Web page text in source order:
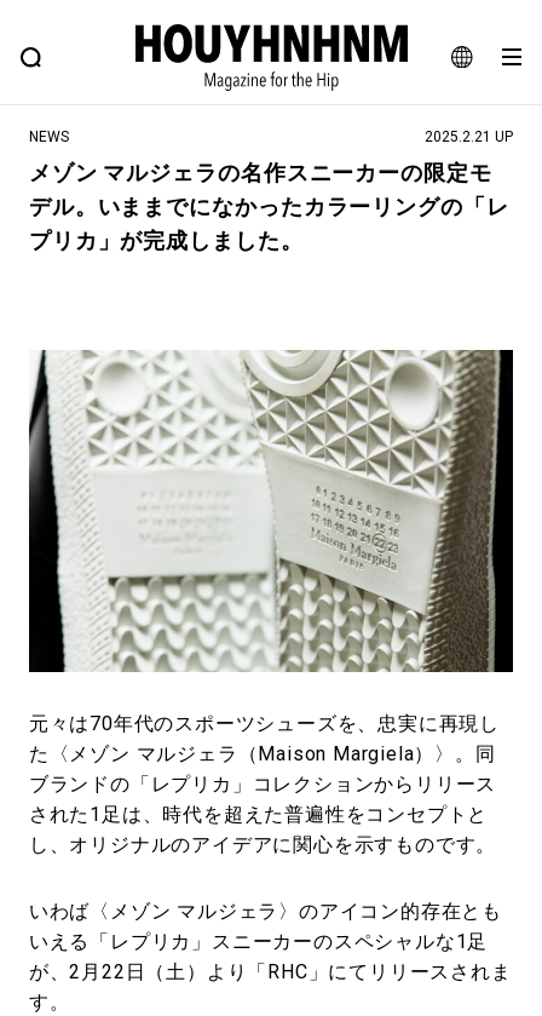
JA
EN
FEATURE BLOG SNAP
ヒップなファッション、カルチャー、ライフスタイルWEBマガジン
#注目のタグ
#NEW VINTAGE #マイナーグッド図鑑
#路地裏てぃーん。 #MONTHLY JOURNAL
#GH 銘品の所以 #フイナムのYouTube
#Commune H #FOCUS IT #AH.H
#ととけん #FASHION #MUSIC #MOVIE
#LIFESTYLE #SNEAKER #OUTDOOR
#SPORTS #HANDSOME HANDBOOK
NEWS 2025.2.21 UP
メゾン マルジェラの名作スニーカーの限定モ
デル。いままでになかったカラーリングの「レ
プリカ」が完成しました。
元々は70年代のスポーツシューズを、忠実に再現し
た〈メゾン マルジェラ（Maison Margiela）〉。同
ブランドの「レプリカ」コレクションからリリース
された1足は、時代を超えた普遍性をコンセプトと
し、オリジナルのアイデアに関心を示すものです。
いわば〈メゾン マルジェラ〉のアイコン的存在とも
いえる「レプリカ」スニーカーのスペシャルな1足
が、2月22日（土）より「RHC」にてリリースされま
す。